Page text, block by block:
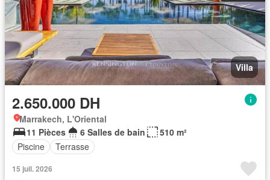
Villa
2.650.000 DH
Marrakech, L'Oriental
11 Pièces
6 Salles de bain
510 m²
Piscine
Terrasse
15 juil. 2026